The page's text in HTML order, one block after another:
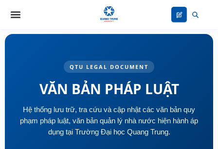
dung
QTU LEGAL DOCUMENT
VĂN BẢN PHÁP LUẬT
Hệ thống lưu trữ, tra cứu và cập nhật các văn bản quy
phạm pháp luật, văn bản quản lý nhà nước hiện hành áp
dụng tại Trường Đại học Quang Trung.